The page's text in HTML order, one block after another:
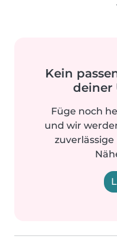
Kein
deiner
Füge noch
und wir